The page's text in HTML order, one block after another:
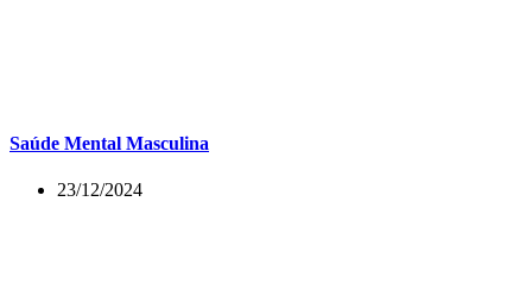
Saúde Mental Masculina
23/12/2024